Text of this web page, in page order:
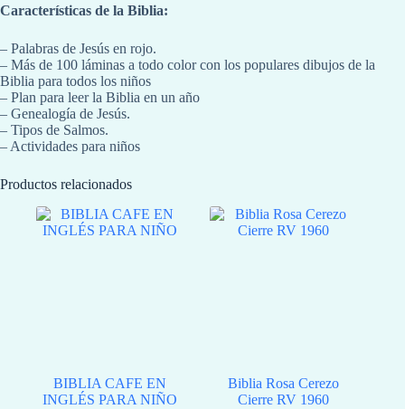
Características de la Biblia:
– Palabras de Jesús en rojo.
– Más de 100 láminas a todo color con los populares dibujos de la
Biblia para todos los niños
– Plan para leer la Biblia en un año
– Genealogía de Jesús.
– Tipos de Salmos.
– Actividades para niños
Productos relacionados
BIBLIA CAFE EN
INGLÉS PARA NIÑO
Biblia Rosa Cerezo
Cierre RV 1960